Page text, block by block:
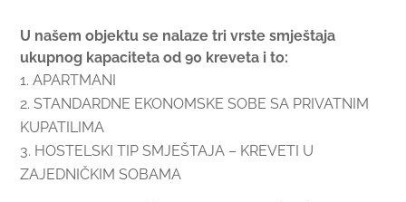
U našem objektu se nalaze tri vrste smještaja
ukupnog kapaciteta od 90 kreveta i to:
APARTMANI
STANDARDNE EKONOMSKE SOBE SA PRIVATNIM
KUPATILIMA
HOSTELSKI TIP SMJEŠTAJA – KREVETI U
ZAJEDNIČKIM SOBAMA